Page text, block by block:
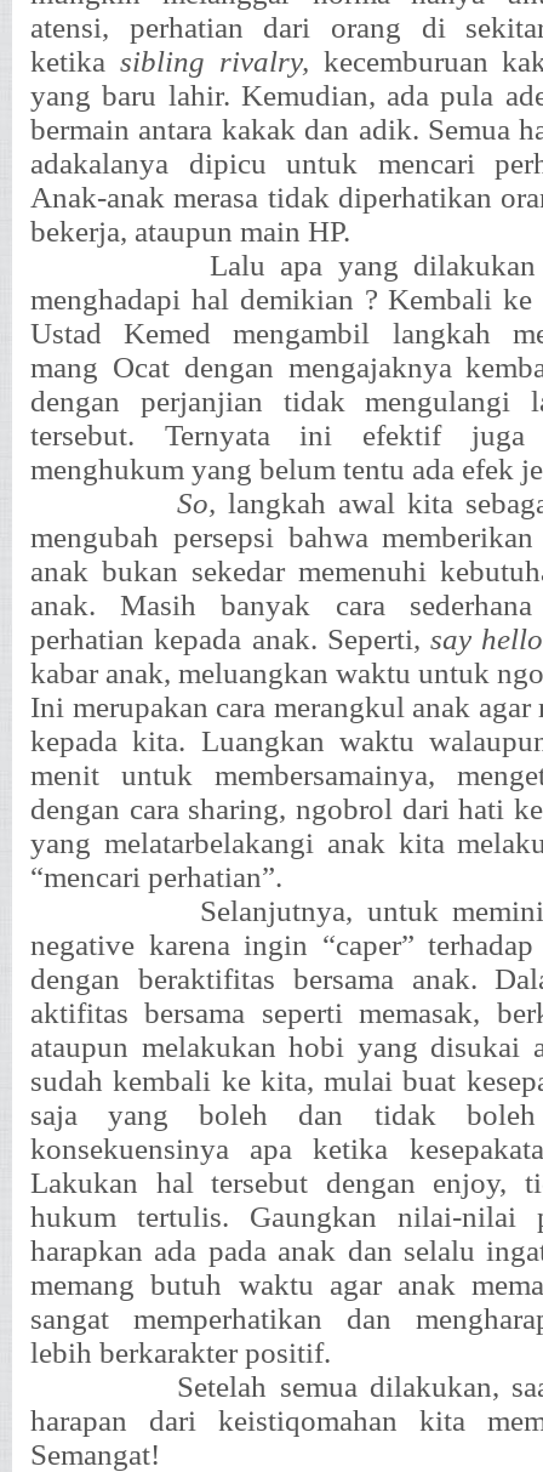
atensi, perhatian dari orang di
ketika sibling rivalry, kecemburuan
yang baru lahir. Kemudian, ada pula
bermain antara kakak dan adik. Semua
adakalanya dipicu untuk mencari
Anak-anak merasa tidak diperhatikan
bekerja, ataupun main HP.
Lalu apa yang
menghadapi hal demikian ? Kembali ke
Ustad Kemed mengambil langkah
mang Ocat dengan mengajaknya
dengan perjanjian tidak mengulangi
tersebut. Ternyata ini efektif juga
menghukum yang belum tentu ada efek
So, langkah awal kita
mengubah persepsi bahwa
anak bukan sekedar memenuhi
anak. Masih banyak cara
perhatian kepada anak. Seperti,say
kabar anak, meluangkan waktu untuk
Ini merupakan cara merangkul anak
kepada kita. Luangkan waktu
menit untuk membersamainya,
dengan cara sharing, ngobrol dari hati
yang melatarbelakangi anak kita
“mencari perhatian”.
Selanjutnya, untuk
negative karena ingin “caper”
dengan beraktifitas bersama anak.
aktifitas bersama seperti memasak,
ataupun melakukan hobi yang disukai
sudah kembali ke kita, mulai buat
saja yang boleh dan tidak
konsekuensinya apa ketika
Lakukan hal tersebut dengan enjoy,
hukum tertulis. Gaungkan nilai-
harapkan ada pada anak dan selalu
memang butuh waktu agar anak
sangat memperhatikan dan
lebih berkarakter positif.
Setelah semua dilakukan,
harapan dari keistiqomahan kita
Semangat!